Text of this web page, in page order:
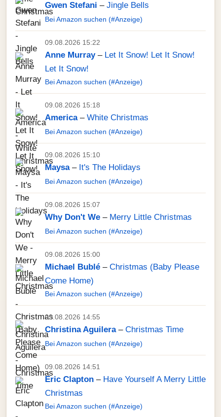
Gwen Stefani – Jingle Bells
Bei Amazon suchen (#Anzeige)
09.08.2026 15:22
Anne Murray– Let It Snow! Let It Snow!
Let It Snow!
Bei Amazon suchen (#Anzeige)
09.08.2026 15:18
America– White Christmas
Bei Amazon suchen (#Anzeige)
09.08.2026 15:10
Maysa– It's The Holidays
Bei Amazon suchen (#Anzeige)
09.08.2026 15:07
Why Don't We – Merry Little Christmas
Bei Amazon suchen (#Anzeige)
09.08.2026 15:00
Michael Bublé – Christmas (Baby Please
Come Home)
Bei Amazon suchen (#Anzeige)
09.08.2026 14:55
Christina Aguilera– Christmas Time
Bei Amazon suchen (#Anzeige)
09.08.2026 14:51
Eric Clapton – Have Yourself A Merry Little
Christmas
Bei Amazon suchen (#Anzeige)